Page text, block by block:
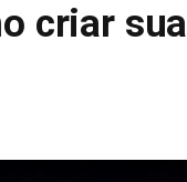
criar sua